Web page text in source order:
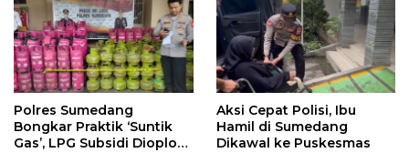
Polres Sumedang
Bongkar Praktik ‘Suntik
Gas’, LPG Subsidi Dioplos
Aksi Cepat Polisi, Ibu
Hamil di Sumedang
Dikawal ke Puskesmas